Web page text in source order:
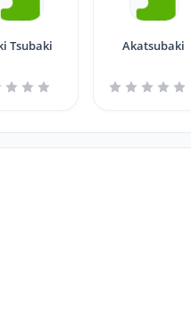
Tsubaki Akatsubaki